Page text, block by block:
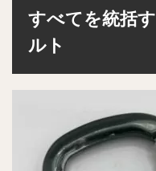
すべてを統括
ルト